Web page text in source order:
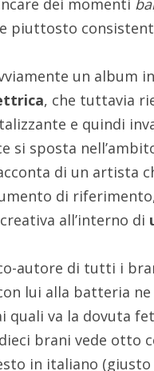
dei momenti
piuttosto
un album
, che tuttavia
e quindi
si sposta
di un artista
di
all’interno di
autore di tutti i
lui alla batteria
quali va la dovuta
brani vede otto
in italiano